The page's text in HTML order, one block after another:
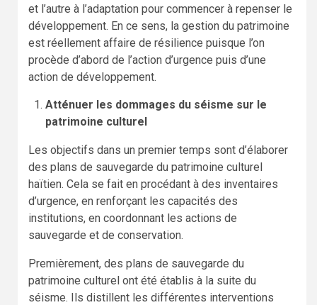
et l’autre à l’adaptation pour commencer à repenser le
développement. En ce sens, la gestion du patrimoine
est réellement affaire de résilience puisque l’on
procède d’abord de l’action d’urgence puis d’une
action de développement.
Atténuer les dommages du séisme sur le
patrimoine culturel
Les objectifs dans un premier temps sont d’élaborer
des plans de sauvegarde du patrimoine culturel
haïtien. Cela se fait en procédant à des inventaires
d’urgence, en renforçant les capacités des
institutions, en coordonnant les actions de
sauvegarde et de conservation.
Premièrement, des plans de sauvegarde du
patrimoine culturel ont été établis à la suite du
séisme. Ils distillent les différentes interventions